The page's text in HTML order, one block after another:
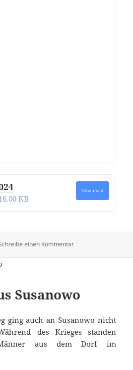
KB
Download
einen Kommentarzu Alle Texte und
Susanowo
ging auch an Susanowo nicht
des Krieges standen
aus dem Dorf im